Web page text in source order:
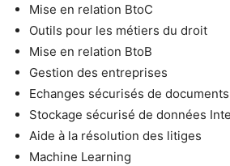
Mise en relation BtoC
Outils pour les métiers du droit
Mise en relation BtoB
Gestion des entreprises
Echanges sécurisés de documents
Stockage sécurisé de données
Aide à la résolution des litiges
Machine Learning